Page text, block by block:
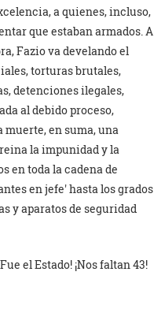
a quienes, incluso,
que estaban armados. A
Fazio va develando el
torturas brutales,
detenciones ilegales,
al debido proceso,
en suma, una
la impunidad y la
en toda la cadena de
en jefe hasta los grados
y aparatos de seguridad
el Estado! ¡Nos faltan 43!